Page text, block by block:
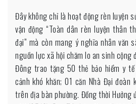
Đây không chỉ là hoạt động rèn luyện
vận động “Toàn dân rèn luyện thân
đại” mà còn mang ý nghĩa nhân văn
nguồn lực xã hội chăm lo an sinh cộng
Đông trao tặng 50 thẻ bảo hiểm y
cảnh khó khăn; 01 căn Nhà Đại đoàn
trên địa bàn phường. Đồng thời Hưởng